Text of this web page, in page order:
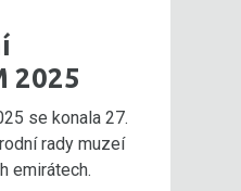
2025
se konala 27.
rady muzeí
emirátech.